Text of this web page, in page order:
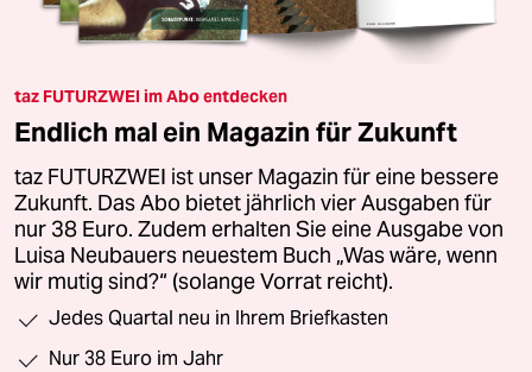
taz FUTURZWEI im Abo entdecken
Endlich mal ein Magazin für Zukunft
taz FUTURZWEI ist unser Magazin für eine bessere
Zukunft. Das Abo bietet jährlich vier Ausgaben für
nur 38 Euro. Zudem erhalten Sie eine Ausgabe von
Luisa Neubauers neuestem Buch „Was wäre, wenn
wir mutig sind?“ (solange Vorrat reicht).
Jedes Quartal neu in Ihrem Briefkasten
Nur 38 Euro im Jahr